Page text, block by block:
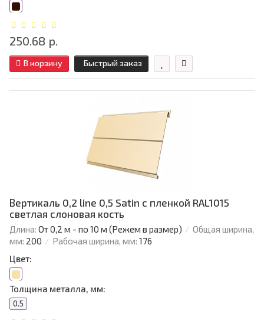
250.68 р.
В корзину Быстрый заказ
Вертикаль 0,2 line 0,5 Satin с пленкой RAL1015
светлая слоновая кость
Длина: От 0,2 м - по 10 м (Режем в размер)
Общая ширина,
мм: 200 Рабочая ширина, мм: 176
Цвет:
Толщина металла, мм:
0.5